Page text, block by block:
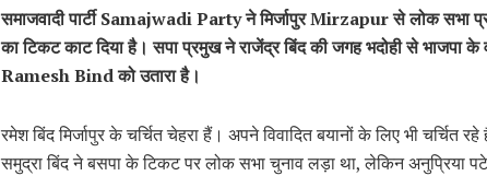
समाजवादी पार्टी Samajwadi Party ने मिर्जापुर Mirzapur से लोक सभा
का टिकट काट दिया है। सपा प्रमुख ने राजेंद्र बिंद की जगह भदोही से भाजपा के
Ramesh Bind को उतारा है।
रमेश बिंद मिर्जापुर के चर्चित चेहरा हैं। अपने विवादित बयानों के लिए भी चर्चित
समुद्रा बिंद ने बसपा के टिकट पर लोक सभा चुनाव लड़ा था, लेकिन अनुप्रिया